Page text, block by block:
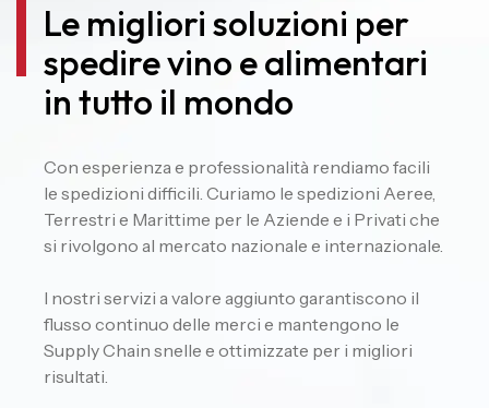
Le migliori soluzioni per
spedire vino e alimentari
in tutto il mondo
Con esperienza e professionalità rendiamo facili
le spedizioni difficili. Curiamo le spedizioni Aeree,
Terrestri e Marittime per le Aziende e i Privati che
si rivolgono al mercato nazionale e internazionale.
I nostri servizi a valore aggiunto garantiscono il
flusso continuo delle merci e mantengono le
Supply Chain snelle e ottimizzate per i migliori
risultati.